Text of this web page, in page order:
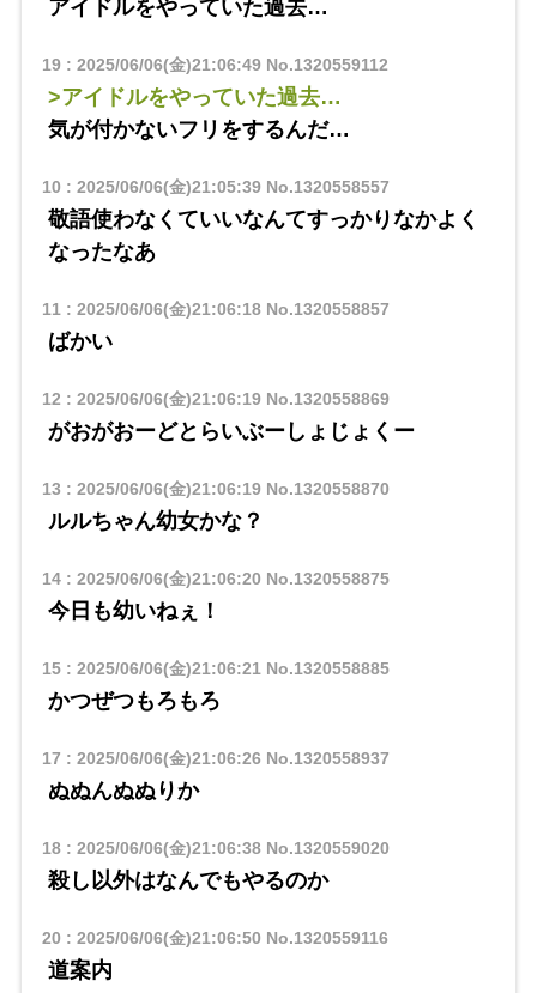
アイドルをやっていた過去…
19: 2025/06/06(金)21:06:49No.1320559112
>アイドルをやっていた過去…
気が付かないフリをするんだ…
10 : 2025/06/06(金)21:05:39No.1320558557
敬語使わなくていいなんてすっかりなかよく
なったなあ
11: 2025/06/06(金)21:06:18No.1320558857
ばかい
12 : 2025/06/06(金)21:06:19No.1320558869
がおがおーどとらいぶーしょじょくー
13 : 2025/06/06(金)21:06:19No.1320558870
ルルちゃん幼女かな？
14: 2025/06/06(金)21:06:20 No.1320558875
今日も幼いねぇ！
15: 2025/06/06(金)21:06:21No.1320558885
かつぜつもろもろ
17 : 2025/06/06(金)21:06:26 No.1320558937
ぬぬんぬぬりか
18: 2025/06/06(金)21:06:38No.1320559020
殺し以外はなんでもやるのか
20 : 2025/06/06(金)21:06:50 No.1320559116
道案内